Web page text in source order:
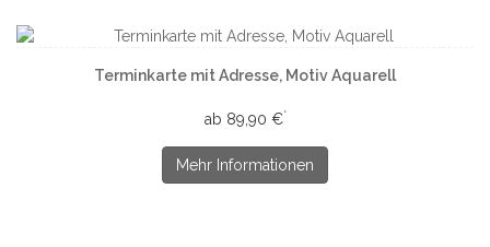
Terminkarte mit Adresse, Motiv Aquarell
ab 89,90 €*
Mehr Informationen